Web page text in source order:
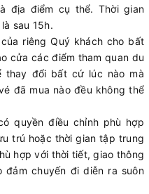
địa điểm cụ thể. Thời gian
sau 15h.
riêng Quý khách cho bất
cửa các điểm tham quan du
đổi bất cứ lúc nào mà
đã mua nào đều không thể
quyền điều chỉnh phù hợp
trú hoặc thời gian tập trung
hợp với thời tiết, giao thông
chuyến đi diễn ra suôn